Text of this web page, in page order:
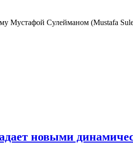
Мустафой Сулейманом (Mustafa
новыми